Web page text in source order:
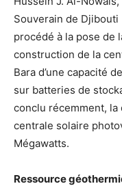
Souverain de Djibouti
procédé à la pose de
construction de la
Bara d’une capacité
sur batteries de
conclu récemment,
centrale solaire
Mégawatts.
Ressource